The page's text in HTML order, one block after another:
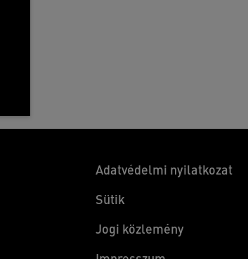
Adatvédelmi nyilatkozat
Sütik
Jogi közlemény